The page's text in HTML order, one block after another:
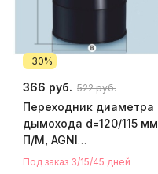
-30%
366 руб. 522 руб.
Переходник диаметра
дымохода d=120/115 мм,
П/М, AGNI
ЭМАЛИРОВАННЫЙ
Под заказ 3/15/45 дней